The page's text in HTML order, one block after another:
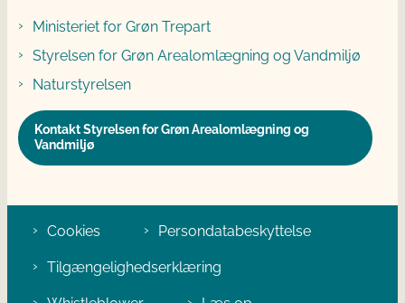
Ministeriet for Grøn Trepart
Styrelsen for Grøn Arealomlægning og Vandmiljø
Naturstyrelsen
Kontakt Styrelsen for Grøn Arealomlægning og
Vandmiljø
Cookies Persondatabeskyttelse
Tilgængelighedserklæring